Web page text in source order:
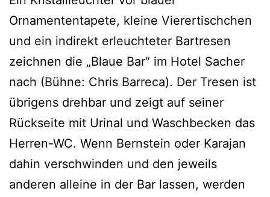
Ornamententapete, kleine Vierertischchen
und ein indirekt erleuchteter Bartresen
zeichnen die „Blaue Bar“ im Hotel Sacher
nach (Bühne: Chris Barreca). Der Tresen ist
übrigens drehbar und zeigt auf seiner
Rückseite mit Urinal und Waschbecken das
Herren-WC. Wenn Bernstein oder Karajan
dahin verschwinden und den jeweils
anderen alleine in der Bar lassen, werden